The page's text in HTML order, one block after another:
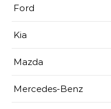
Ford
Kia
Mazda
Mercedes-Benz